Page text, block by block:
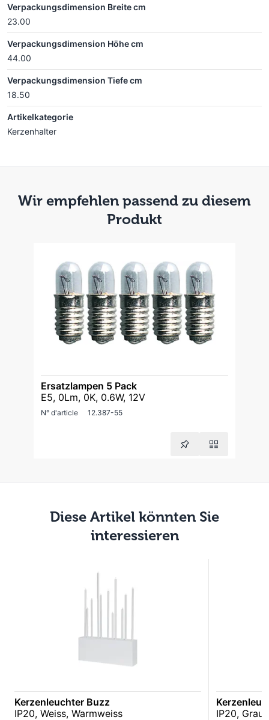
Verpackungsdimension Breite cm
23.00
Verpackungsdimension Höhe cm
44.00
Verpackungsdimension Tiefe cm
18.50
Artikelkategorie
Kerzenhalter
Wir empfehlen passend zu diesem
Produkt
Ersatzlampen 5 Pack
E5, 0Lm, 0K, 0.6W, 12V
N° d'article 12.387-55
Diese Artikel könnten Sie
interessieren
Kerzenleuchter Buzz
IP20, Weiss, Warmweiss
IP20,